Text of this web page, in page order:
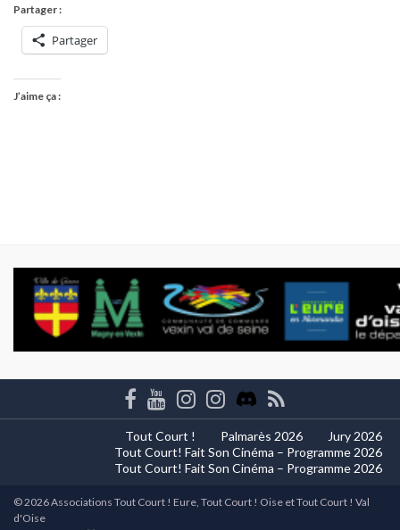
Partager :
Partager
J’aime ça :
Tout Court ! Palmarès 2026
Jury 2026
Tout Court! Fait Son Cinéma – Programme 2026
Tout Court! Fait Son Cinéma – Programme 2026
© 2026 Associations Tout Court ! Eure, Tout Court ! Oise et Tout Court ! Val
d'Oise